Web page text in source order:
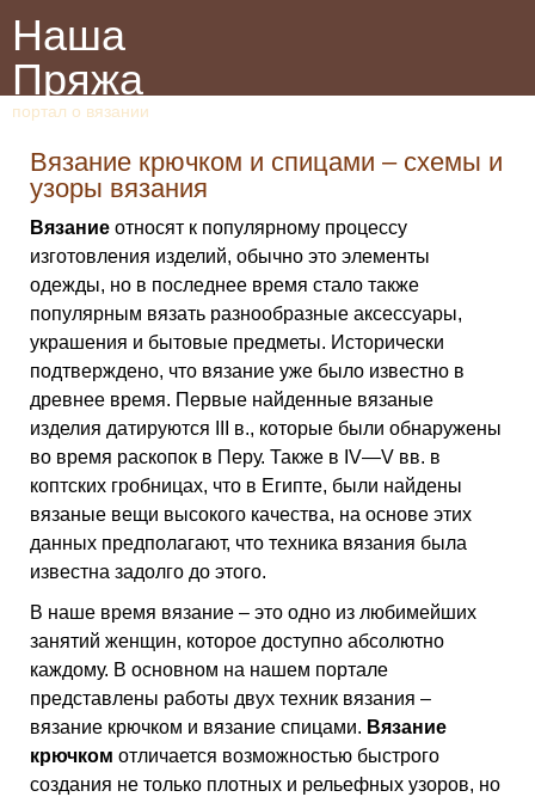
Наша
Пряжа
портал о вязании
Вязание крючком и спицами – схемы и
узоры вязания
Вязание относят к популярному процессу
изготовления изделий, обычно это элементы
одежды, но в последнее время стало также
популярным вязать разнообразные аксессуары,
украшения и бытовые предметы. Исторически
подтверждено, что вязание уже было известно в
древнее время. Первые найденные вязаные
изделия датируются III в., которые были обнаружены
во время раскопок в Перу. Также в IV—V вв. в
коптских гробницах, что в Египте, были найдены
вязаные вещи высокого качества, на основе этих
данных предполагают, что техника вязания была
известна задолго до этого.
В наше время вязание – это одно из любимейших
занятий женщин, которое доступно абсолютно
каждому. В основном на нашем портале
представлены работы двух техник вязания –
вязание крючком и вязание спицами. Вязание
крючком отличается возможностью быстрого
создания не только плотных и рельефных узоров, но